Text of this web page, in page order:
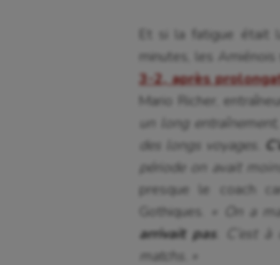
Et si la fatigue était
minutes, les
3-2, après
Mario Richer,
un long
des longs voyages.
période on avait
presque le coach
Gothiques.
« On a
arrivait pas. C’est à
matchs. »